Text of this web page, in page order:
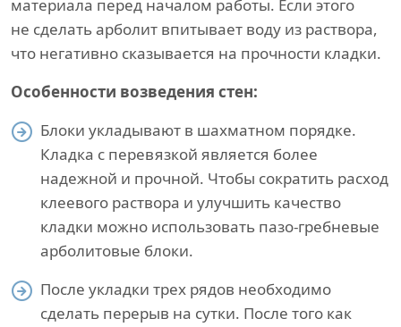
материала перед началом работы. Если этого
не сделать арболит впитывает воду из раствора,
что негативно сказывается на прочности кладки.
Особенности возведения стен:
Блоки укладывают в шахматном порядке.
Кладка с перевязкой является более
надежной и прочной. Чтобы сократить расход
клеевого раствора и улучшить качество
кладки можно использовать пазо-гребневые
арболитовые блоки.
После укладки трех рядов необходимо
сделать перерыв на сутки. После того как